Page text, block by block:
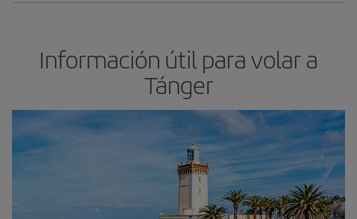
Información útil para volar a
Tánger